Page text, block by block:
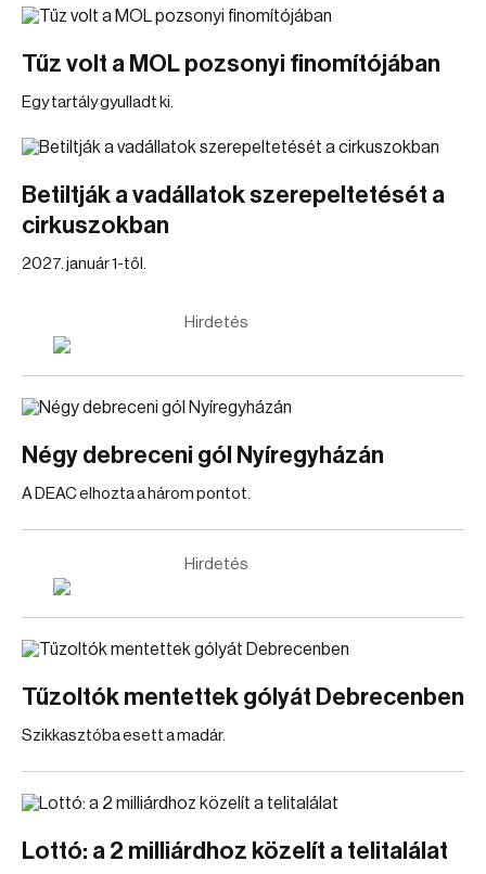
Tűz volt a MOL pozsonyi finomítójában
Egy tartály gyulladt ki.
Betiltják a vadállatok szerepeltetését a
cirkuszokban
2027. január 1-től.
Hirdetés
Négy debreceni gól Nyíregyházán
A DEAC elhozta a három pontot.
Hirdetés
Tűzoltók mentettek gólyát Debrecenben
Szikkasztóba esett a madár.
Lottó: a 2 milliárdhoz közelít a telitalálat